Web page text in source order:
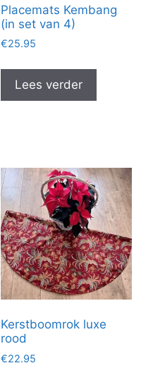
Placemats Kembang
(in set van 4)
€25.95
Lees verder
Kerstboomrok luxe
rood
€22.95